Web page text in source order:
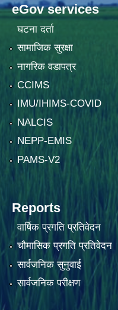
eGov services
घटना दर्ता
सामाजिक सुरक्षा
नागरिक वडापत्र
CCIMS
IMU/IHIMS-COVID
NALCIS
NEPP-EMIS
PAMS-V2
Reports
वार्षिक प्रगति प्रतिवेदन
चौमासिक प्रगति प्रतिवेदन
सार्वजनिक सुनुवाई
सार्वजनिक परीक्षण